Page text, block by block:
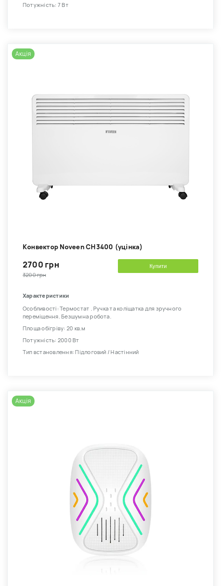
Потужність: 7 Вт
Акція
Kонвектор Noveen CH3400 (уцінка)
2700 грн
3200 грн
Купити
Характеристики
Особливості: Термостат . Ручка та коліщатка для зручного
переміщення. Безшумна робота.
Площа обігріву: 20 кв.м
Потужність: 2000 Вт
Тип встановлення: Підлоговий / Настінний
Акція